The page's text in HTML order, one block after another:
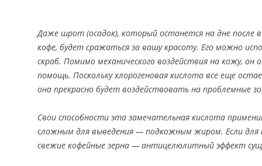
Даже шрот (осадок), который останется на дне после
кофе, будет сражаться за вашу красоту. Его можно
скраб. Помимо механического воздействия на кожу, он
помощь. Поскольку хлорогеновая кислота все еще
она прекрасно будет воздействовать на проблемные
Свои способности эта замечательная кислота
сложным для выведения — подкожным жиром. Если для
свежие кофейные зерна — антицелюлитный эффект